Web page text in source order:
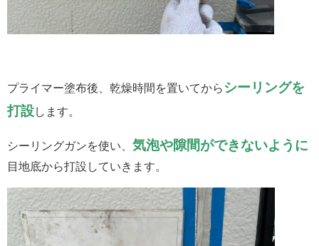
プライマー塗布後、乾燥時間を置いてから シーリングを
打設します。
シーリングガンを使い、 気泡や隙間ができないように
目地底から打設していきます。